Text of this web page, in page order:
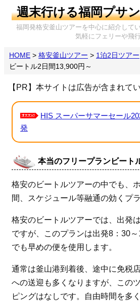
週末行ける福岡プサ
福岡発格安釜山ツアーを中心に紹介して
気軽にフェリーや飛
HOME > 格安釜山ツアー > 1泊2日ツアー
ビートル2日間13,900円～
【PR】本サイトは広告が含まれて
HIS スーパーサマーセール
発
本当のフリープランビート
格安のビートルツアーの中でも、
間、スケジュール等融通の効くプラ
格安のビートルツアーでは、出発
ですが、このプランは出発8：30
でも早めの便を使用します。
通常は釜山港到着後、途中に免税
への送迎も多くなりますが、この
ピングはなしです。自由時間を多